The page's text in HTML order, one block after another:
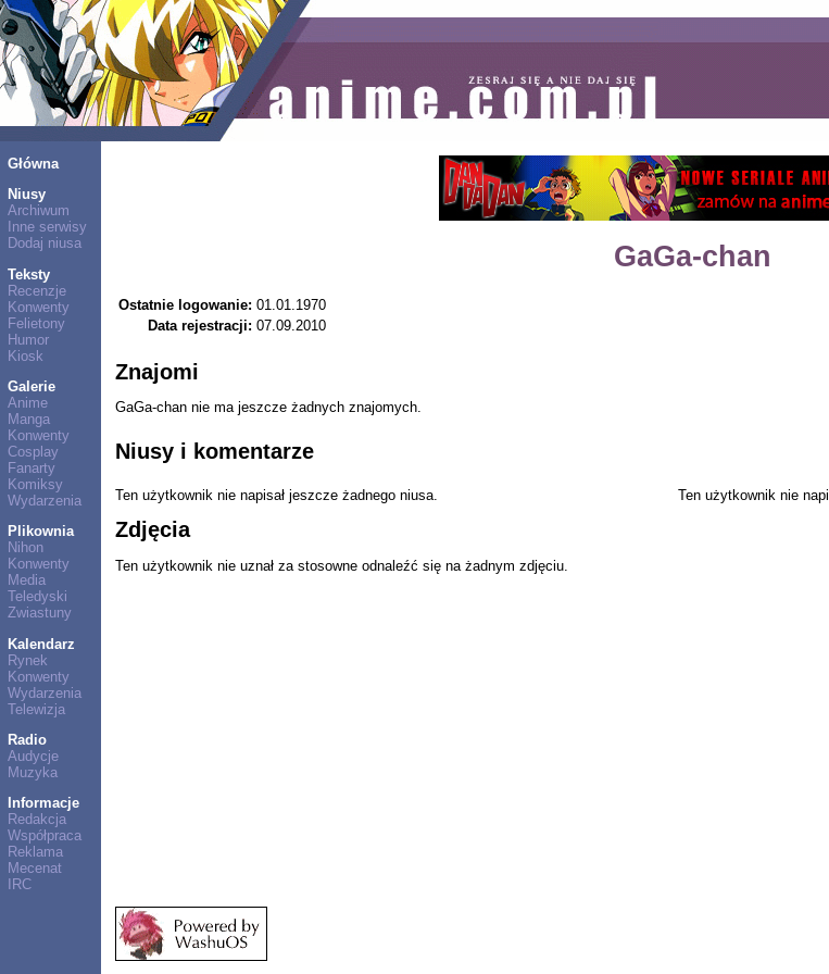
Główna
Niusy
Archiwum
Inne serwisy
Dodaj niusa
Teksty
Recenzje
Konwenty
Felietony
Humor
Kiosk
Galerie
Anime
Manga
Konwenty
Cosplay
Fanarty
Komiksy
Wydarzenia
Plikownia
Nihon
Konwenty
Media
Teledyski
Zwiastuny
Kalendarz
Rynek
Konwenty
Wydarzenia
Telewizja
Radio
Audycje
Muzyka
Informacje
Redakcja
Współpraca
Reklama
Mecenat
IRC
GaGa-chan
Ostatnie logowanie: 01.01.1970
Data rejestracji: 07.09.2010
Znajomi
GaGa-chan nie ma jeszcze żadnych znajomych.
Niusy i komentarze
Ten użytkownik nie napisał jeszcze żadnego niusa. Ten użytkownik nie
Zdjęcia
Ten użytkownik nie uznał za stosowne odnaleźć się na żadnym zdjęciu.